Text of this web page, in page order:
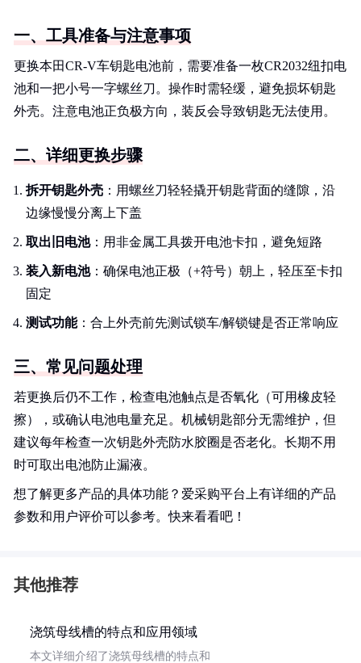
一、工具准备与注意事项
更换本田CR-V车钥匙电池前，需要准备一枚CR2032纽扣电
池和一把小号一字螺丝刀。操作时需轻缓，避免损坏钥匙
外壳。注意电池正负极方向，装反会导致钥匙无法使用。
二、详细更换步骤
拆开钥匙外壳 ：用螺丝刀轻轻撬开钥匙背面的缝隙，沿
边缘慢慢分离上下盖
取出旧电池：用非金属工具拨开电池卡扣，避免短路
装入新电池：确保电池正极（+符号）朝上，轻压至卡扣
固定
测试功能：合上外壳前先测试锁车/解锁键是否正常响应
三、常见问题处理
若更换后仍不工作，检查电池触点是否氧化（可用橡皮轻
擦），或确认电池电量充足。机械钥匙部分无需维护，但
建议每年检查一次钥匙外壳防水胶圈是否老化。长期不用
时可取出电池防止漏液。
想了解更多产品的具体功能？爱采购平台上有详细的产品
参数和用户评价可以参考。快来看看吧！
其他推荐
浇筑母线槽的特点和应用领域
本文详细介绍了浇筑母线槽的特点和